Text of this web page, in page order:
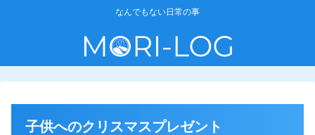
なんでもない日常の事
子供へのクリスマスプレゼント